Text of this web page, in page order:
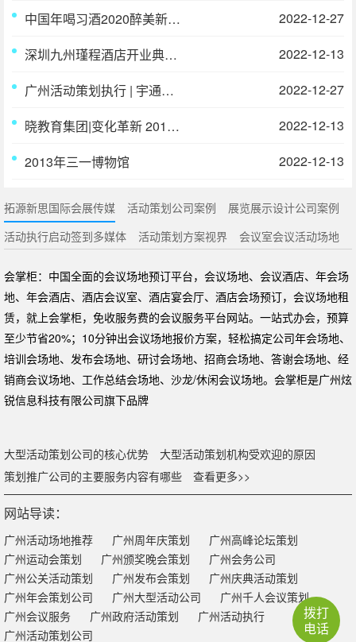
中国年喝习酒2020醉美新年味列车活动策划执行
2022-12-27
深圳九州瑾程酒店开业典礼暨品牌首秀活动策划与执行
2022-12-13
广州活动策划执行 | 宇通客车世界名校足球赛
2022-12-27
晓教育集团|变化革新 2019年度总结表彰
2022-12-13
2013年三一博物馆
2022-12-13
拓源新思国际会展传媒 活动策划公司案例
展览展示设计公司案例
活动执行启动签到多媒体
活动策划方案视界 会议室会议活动场地
会掌柜：中国全面的会议场地预订平台，会议场地、会议酒店、年会场
地、年会酒店、酒店会议室、酒店宴会厅、酒店会场预订，会议场地租
赁，就上会掌柜，免收服务费的会议服务平台网站。一站式办会，预算
至少节省20%；10分钟出会议场地报价方案，轻松搞定公司年会场地、
培训会场地、发布会场地、研讨会场地、招商会场地、答谢会场地、经
销商会议场地、工作总结会场地、沙龙/休闲会议场地。会掌柜是广州炫
锐信息科技有限公司旗下品牌
大型活动策划公司的核心优势
大型活动策划机构受欢迎的原因
策划推广公司的主要服务内容有哪些
查看更多>>
网站导读：
广州活动场地推荐 广州周年庆策划
广州高峰论坛策划
广州运动会策划
广州颁奖晚会策划
广州会务公司
广州公关活动策划
广州发布会策划
广州庆典活动策划
广州年会策划公司
广州大型活动公司
广州千人会议策划
广州会议服务
广州政府活动策划
广州活动执行
广州活动策划公司
拨打
电话